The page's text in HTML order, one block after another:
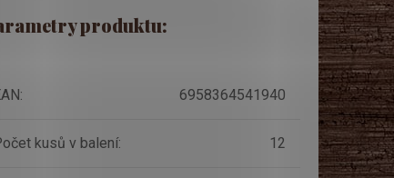
produktu:
: 6958364541940
kusů v balení: 12